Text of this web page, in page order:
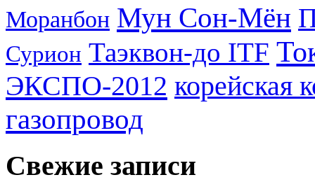
Моранбон Мун Сон-Мён
Сурион Таэквон-до ITF
ЭКСПО-2012 корейская
газопровод
Свежие записи